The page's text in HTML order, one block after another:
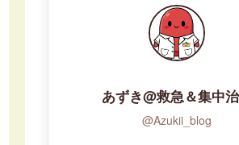
あずき@救急＆集中
@Azukii_blog